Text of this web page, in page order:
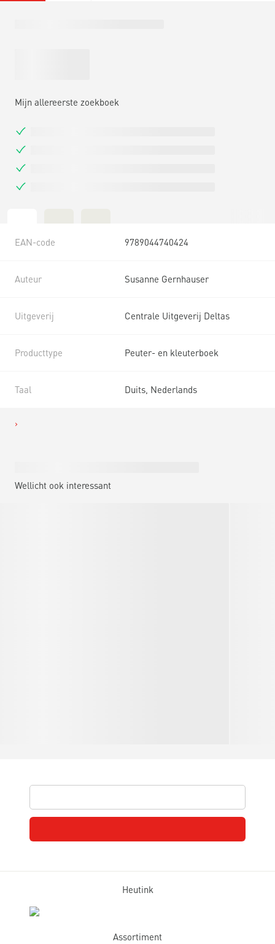
Mijn allereerste zoekboek
EAN-code 9789044740424
Auteur Susanne Gernhauser
Uitgeverij Centrale Uitgeverij Deltas
Producttype Peuter- en kleuterboek
Taal Duits, Nederlands
Wellicht ook interessant
Heutink
Assortiment